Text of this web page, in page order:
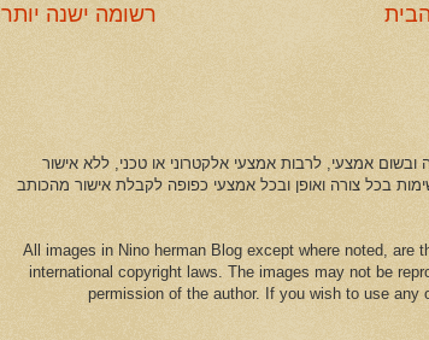
רשומה ישנה יותר
אמצעי, לרבות אמצעי אלקטרוני או טכני, ללא אישור
בכל צורה ואופן ובכל אמצעי כפופה לקבלת אישור מהכותב
All images in Nino herman Blog except where noted, are
international copyright laws. The images may not be
permission of the author. If you wish to use